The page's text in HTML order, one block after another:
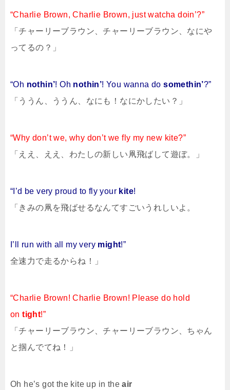
“Charlie Brown, Charlie Brown, just watcha doin’?”
「チャーリーブラウン、チャーリーブラウン、なにや
ってるの？」
“Oh nothin’! Oh nothin’! You wanna do somethin’?”
「ううん、ううん、なにも！なにかしたい？」
“Why don’t we, why don’t we fly my new kite?”
「ええ、ええ、わたしの新しい凧飛ばして遊ぼ。」
“I’d be very proud to fly your kite!
「きみの凧を飛ばせるなんてすごいうれしいよ。
I’ll run with all my very might!”
全速力で走るからね！」
“Charlie Brown! Charlie Brown! Please do hold
on tight!”
「チャーリーブラウン、チャーリーブラウン、ちゃん
と掴んでてね！」
Oh he’s got the kite up in the air